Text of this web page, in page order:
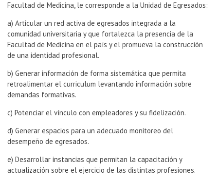
Facultad de Medicina, le corresponde a la Unidad de Egresados:
a) Articular un red activa de egresados integrada a la
comunidad universitaria y que fortalezca la presencia de la
Facultad de Medicina en el país y el promueva la construcción
de una identidad profesional.
b) Generar información de forma sistemática que permita
retroalimentar el curriculum levantando información sobre
demandas formativas.
c) Potenciar el vínculo con empleadores y su fidelización.
d) Generar espacios para un adecuado monitoreo del
desempeño de egresados.
e) Desarrollar instancias que permitan la capacitación y
actualización sobre el ejercicio de las distintas profesiones.